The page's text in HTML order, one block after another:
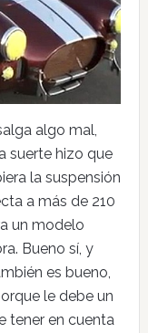
algo mal,
suerte hizo que
la suspensión
a más de 210
un modelo
Bueno sí, y
es bueno,
le debe un
tener en cuenta